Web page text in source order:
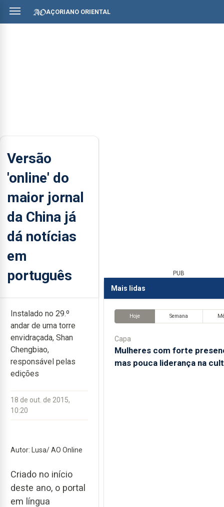
AÇORIANO ORIENTAL
Versão
'online' do
maior jornal
da China já
dá notícias
em
português
Instalado no 29.º
andar de uma torre
envidraçada, Shan
Chengbiao,
responsável pelas
edições
18 de out. de 2015,
10:20
Autor: Lusa/ AO Online
Criado no início
deste ano, o portal
em língua
PUB
Mais lidas
Hoje Semana
Capa
Mulheres com forte
mas pouca liderança na